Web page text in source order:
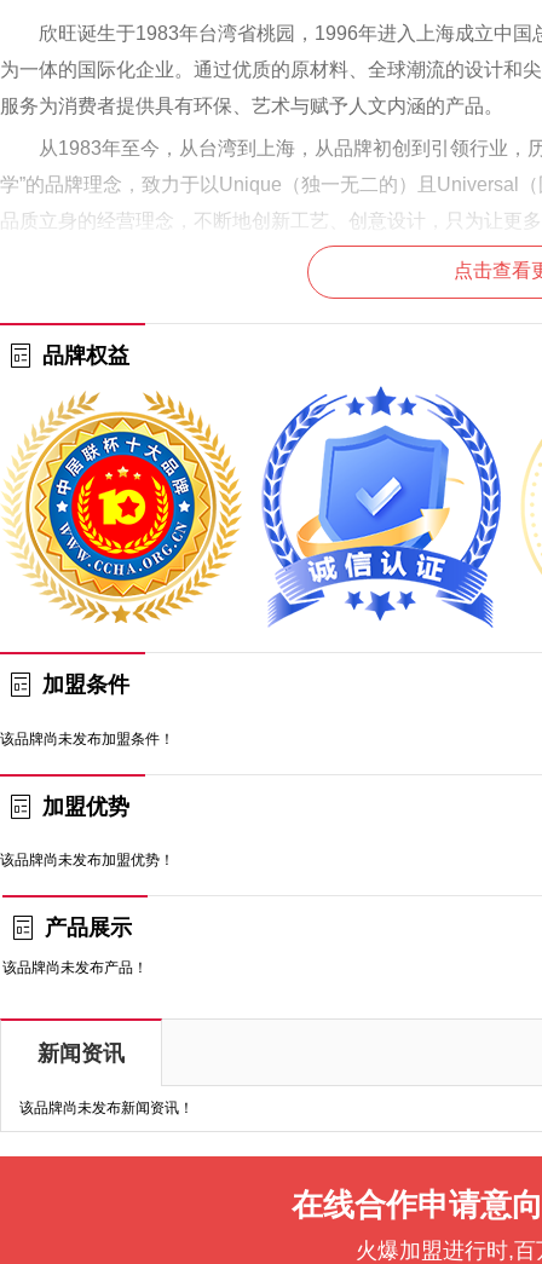
欣旺诞生于1983年台湾省桃园，1996年进入上海成立中
为一体的国际化企业。通过优质的原材料、全球潮流的设计和
服务为消费者提供具有环保、艺术与赋予人文内涵的产品。
从1983年至今，从台湾到上海，从品牌初创到引领行业，
学”的品牌理念，致力于以Unique（独一无二的）且Universal
品质立身的经营理念，不断地创新工艺、创意设计，只为让更
点击查看
品牌权益
加盟条件
该品牌尚未发布加盟条件！
加盟优势
该品牌尚未发布加盟优势！
产品展示
该品牌尚未发布产品！
新闻资讯
该品牌尚未发布新闻资讯！
在线合作申请意
火爆加盟进行时,